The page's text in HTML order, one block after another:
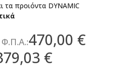
τα προιόντα DYNAMIC
470,00 €
€